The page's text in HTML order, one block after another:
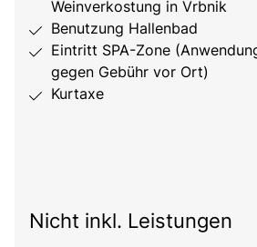
Weinverkostung in Vrbnik
Benutzung Hallenbad
Eintritt SPA-Zone
gegen Gebühr vor Ort)
Kurtaxe
Nicht inkl. Leistungen